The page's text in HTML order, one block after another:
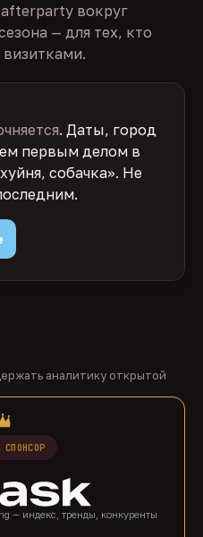
вокруг
— для тех, кто
. Даты, город
первым делом в
собачка». Не
аналитику открытой
СПОНСОР
— индекс, тренды, конкуренты